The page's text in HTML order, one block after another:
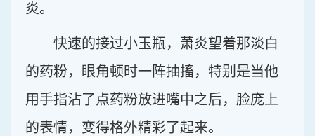
炎。
快速的接过小玉瓶，萧炎望着那淡白
的药粉，眼角顿时一阵抽搐，特别是当他
用手指沾了点药粉放进嘴中之后，脸庞上
的表情，变得格外精彩了起来。